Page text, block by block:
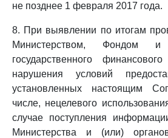
не позднее 1 февраля 2017 года.
8. При выявлении по итогам
Министерством, Фондом
государственного
нарушения условий
установленных настоящим
числе, нецелевого
случае поступления
Министерства и (или) органов